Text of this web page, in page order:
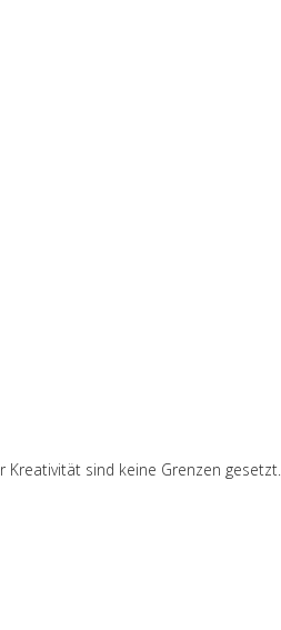
Kreativität sind keine Grenzen gesetzt.